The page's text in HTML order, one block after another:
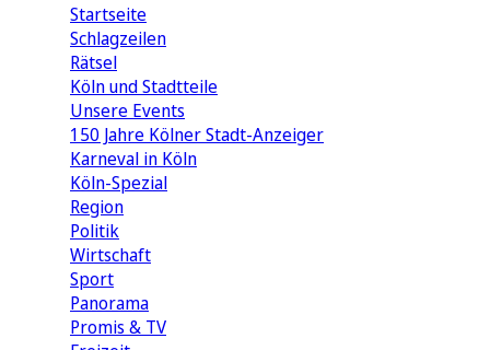
Startseite
Schlagzeilen
Rätsel
Köln und Stadtteile
Unsere Events
150 Jahre Kölner Stadt-Anzeiger
Karneval in Köln
Köln-Spezial
Region
Politik
Wirtschaft
Sport
Panorama
Promis & TV